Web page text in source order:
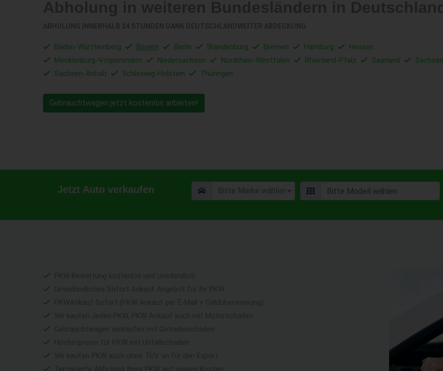
Baden-Württemberg Bayern Berlin Brandenburg Bremen Hamburg
Hessen
Mecklenburg-Vorpommern
Niedersachsen Nordrhein-Westfalen Rheinland-Pfalz Saarland
Sachsen
Sachsen-Anhalt
Schleswig-Holstein Thüringen
Gebrauchtwagen jetzt kostenlos anbieten!
Jetzt Auto verkaufen